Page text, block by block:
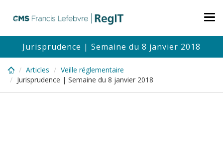
content
Jurisprudence | Semaine du 8 janvier 2018
Articles
Veille réglementaire
Jurisprudence | Semaine du 8 janvier 2018